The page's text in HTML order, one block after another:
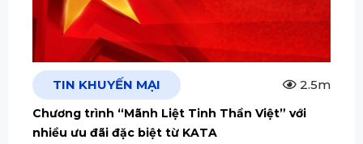
TIN KHUYẾN MẠI 2.5m
Chương trình “Mãnh Liệt Tinh Thần Việt” với
nhiều ưu đãi đặc biệt từ KATA